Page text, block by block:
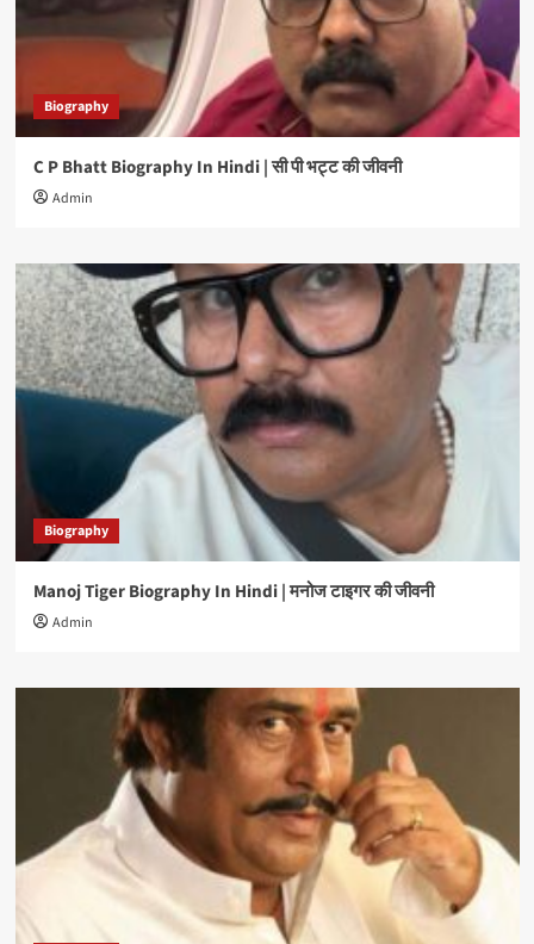
Biography
C P Bhatt Biography In Hindi | सी पी भट्ट की जीवनी
Admin
Biography
Manoj Tiger Biography In Hindi | मनोज टाइगर की जीवनी
Admin